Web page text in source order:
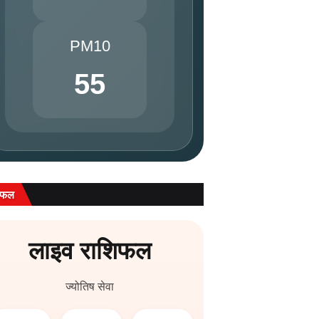
PM10
55
लाइव राशिफल
ज्योतिष सेवा